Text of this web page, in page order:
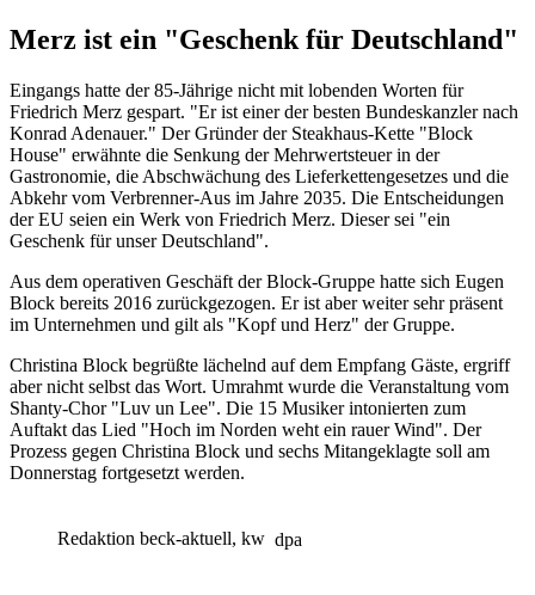
Merz ist ein "Geschenk für Deutschland"
Eingangs hatte der 85-Jährige nicht mit lobenden Worten für
Friedrich Merz gespart. "Er ist einer der besten Bundeskanzler nach
Konrad Adenauer." Der Gründer der Steakhaus-Kette "Block
House" erwähnte die Senkung der Mehrwertsteuer in der
Gastronomie, die Abschwächung des Lieferkettengesetzes und die
Abkehr vom Verbrenner-Aus im Jahre 2035. Die Entscheidungen
der EU seien ein Werk von Friedrich Merz. Dieser sei "ein
Geschenk für unser Deutschland".
Aus dem operativen Geschäft der Block-Gruppe hatte sich Eugen
Block bereits 2016 zurückgezogen. Er ist aber weiter sehr präsent
im Unternehmen und gilt als "Kopf und Herz" der Gruppe.
Christina Block begrüßte lächelnd auf dem Empfang Gäste, ergriff
aber nicht selbst das Wort. Umrahmt wurde die Veranstaltung vom
Shanty-Chor "Luv un Lee". Die 15 Musiker intonierten zum
Auftakt das Lied "Hoch im Norden weht ein rauer Wind". Der
Prozess gegen Christina Block und sechs Mitangeklagte soll am
Donnerstag fortgesetzt werden.
Redaktion beck-aktuell, kw dpa